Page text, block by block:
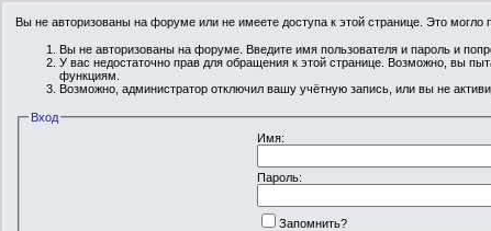
Вы не авторизованы на форуме или не имеете доступа к этой странице. Это могло
Вы не авторизованы на форуме. Введите имя пользователя и пароль и
У вас недостаточно прав для обращения к этой странице. Возможно, вы
функциям.
Возможно, администратор отключил вашу учётную запись, или вы не
Вход
Имя:
Пароль:
Запомнить?